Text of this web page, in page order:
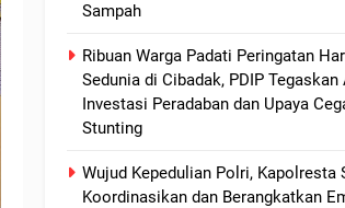
Sampah
Ribuan Warga Padati Peringatan
Sedunia di Cibadak, PDIP Tegaskan
Investasi Peradaban dan Upaya
Stunting
Wujud Kepedulian Polri, Kapolresta
Koordinasikan dan Berangkatkan